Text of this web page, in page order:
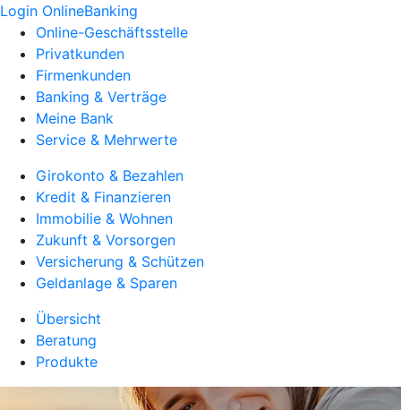
Login OnlineBanking
Online-Geschäftsstelle
Privatkunden
Firmenkunden
Banking & Verträge
Meine Bank
Service & Mehrwerte
Girokonto & Bezahlen
Kredit & Finanzieren
Immobilie & Wohnen
Zukunft & Vorsorgen
Versicherung & Schützen
Geldanlage & Sparen
Übersicht
Beratung
Produkte